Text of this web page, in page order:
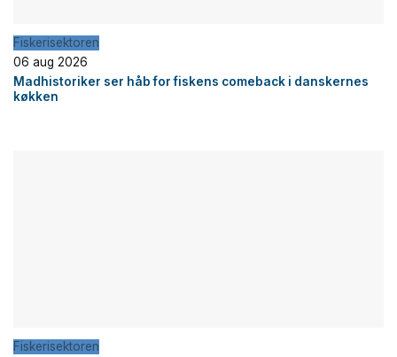
Fiskerisektoren
06 aug 2026
Madhistoriker ser håb for fiskens comeback i danskernes
køkken
Fiskerisektoren